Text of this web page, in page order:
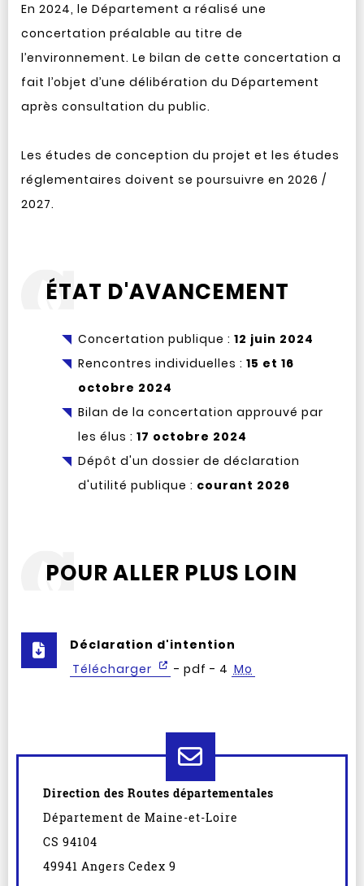
Direction des Routes départementales
Département de Maine-et-Loire
CS 94104
49941 Angers Cedex 9
En 2024, le Département a réalisé une
concertation préalable au titre de
l’environnement. Le bilan de cette concertation a
fait l’objet d’une délibération du Département
après consultation du public.
Les études de conception du projet et les études
réglementaires doivent se poursuivre en 2026 /
2027.
ÉTAT D'AVANCEMENT
Concertation publique : 12 juin 2024
Rencontres individuelles : 15 et 16
octobre 2024
Bilan de la concertation approuvé par
les élus : 17 octobre 2024
Dépôt d'un dossier de déclaration
d'utilité publique : courant 2026
POUR ALLER PLUS LOIN
Déclaration d'intention
Télécharger
- pdf - 4 Mo